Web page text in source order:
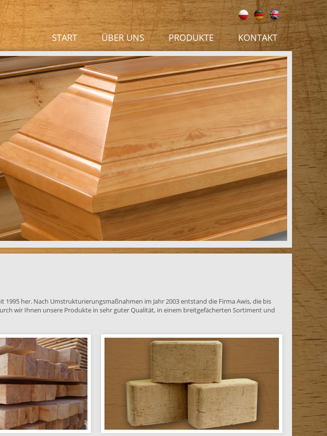
START ÜBER UNS PRODUKTE KONTAKT
1995 her. Nach Umstrukturierungsmaßnahmen im Jahr 2003 entstand die Firma Awis, die bis
wir Ihnen unsere Produkte in sehr guter Qualität, in einem breitgefächerten Sortiment und